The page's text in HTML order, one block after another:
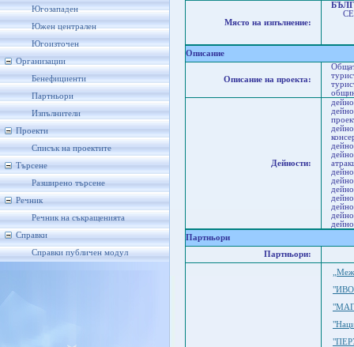
Югозападен
Южен централен
Югоизточен
Организации
Бенефициенти
Партньори
Изпълнители
Проекти
Списък на проектите
Търсене
Разширено търсене
Речник
Речник на съкращенията
Справки
Справки публичен модул
Място на изпълнение:
Описание
Описание на проекта:
Дейности:
Партньори
Партньори:
"МАГ